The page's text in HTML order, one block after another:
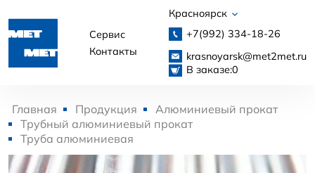
Сервис
Контакты
Красноярск
+7(992) 334-18-26
krasnoyarsk@met2met.ru
В заказе:0
Главная Продукция
Алюминиевый прокат
Трубный алюминиевый прокат
Труба алюминиевая